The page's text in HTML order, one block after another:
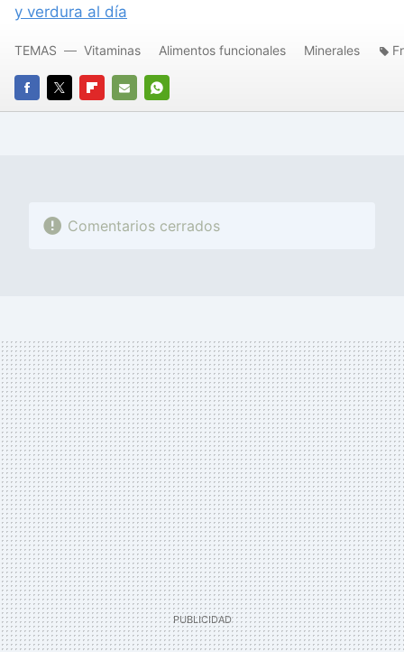
y verdura al día
FACEBOOK
TWITTERFLIPBOARD
E-
WHATSAPP
TEMAS Vitaminas Alimentos funcionales Minerales
Comentarios cerrados